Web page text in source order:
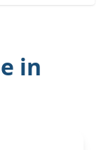
in